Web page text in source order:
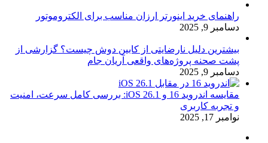
راهنمای خرید اینورتر ارزان مناسب برای الکتروموتور
دسامبر 9, 2025
بیشترین دلیل نارضایتی از کابین دوش چیست؟ گزارشی از
پشت صحنه پروژه‌های واقعی آریان جام
دسامبر 9, 2025
مقایسه اندروید 16 و iOS 26.1: بررسی کامل سرعت، امنیت
و تجربه کاربری
نوامبر 17, 2025